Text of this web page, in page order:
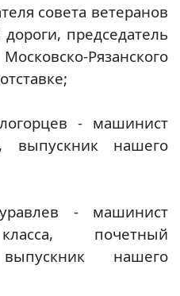
совета ветеранов
председатель
Рязанского
- машинист
выпускник нашего
- машинист
почетный
нашего